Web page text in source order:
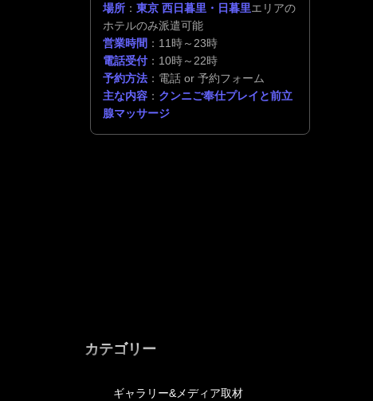
場所 ： 東京 西日暮里・日暮里エリアの
ホテルのみ派遣可能
営業時間 ：11時～23時
電話受付：10時～22時
予約方法 ：電話 or 予約フォーム
主な内容 ： クンニご奉仕プレイと前立
腺マッサージ
カテゴリー
ギャラリー&メディア取材